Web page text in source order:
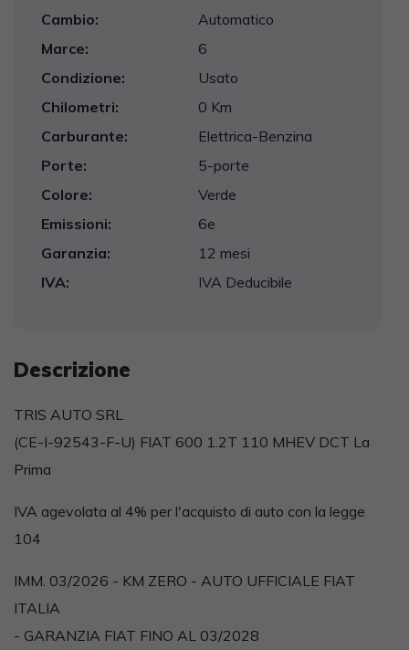
Cambio:
Automatico
Marce:
6
Condizione:
Usato
Chilometri:
0 Km
Carburante:
Elettrica-Benzina
Porte:
5-porte
Colore:
Verde
Emissioni:
6e
Garanzia:
12 mesi
IVA:
IVA Deducibile
Descrizione
TRIS AUTO SRL
(CE-I-92543-F-U) FIAT 600 1.2T 110 MHEV DCT La
Prima
IVA agevolata al 4% per l'acquisto di auto con la legge
104
IMM. 03/2026 - KM ZERO - AUTO UFFICIALE FIAT
ITALIA
- GARANZIA FIAT FINO AL 03/2028